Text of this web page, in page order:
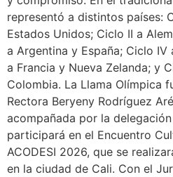
representó a distintos países:
Estados Unidos; Ciclo II a
a Argentina y España; Ciclo
a Francia y Nueva Zelanda; y
Colombia. La Llama Olímpica
Rectora Beryeny Rodríguez
acompañada por la
participará en el Encuentro
ACODESI 2026, que se
en la ciudad de Cali. Con el